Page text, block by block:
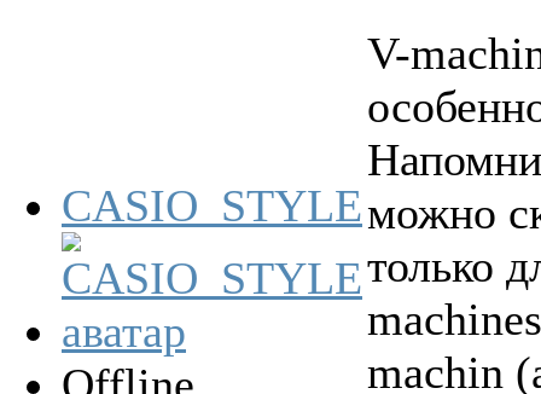
CASIO_STYLE
V-
можно
только
machin